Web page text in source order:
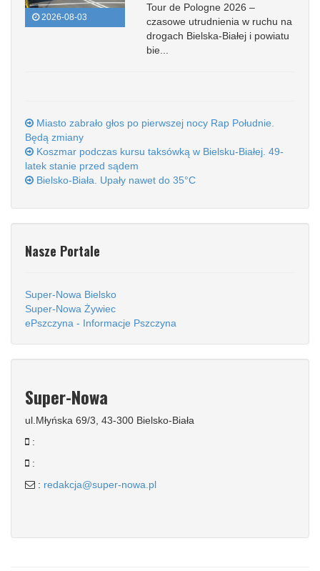
2026-08-03
Tour de Pologne 2026 –
czasowe utrudnienia w ruchu na
drogach Bielska-Białej i powiatu
bie...
Miasto zabrało głos po pierwszej nocy Rap Południe.
Będą zmiany
Koszmar podczas kursu taksówką w Bielsku-Białej. 49-
latek stanie przed sądem
Bielsko-Biała. Upały nawet do 35°C
Nasze Portale
Super-Nowa Bielsko
Super-Nowa Żywiec
ePszczyna - Informacje Pszczyna
Super-Nowa
ul.Młyńska 69/3, 43-300 Bielsko-Biała
:
:
: redakcja@super-nowa.pl